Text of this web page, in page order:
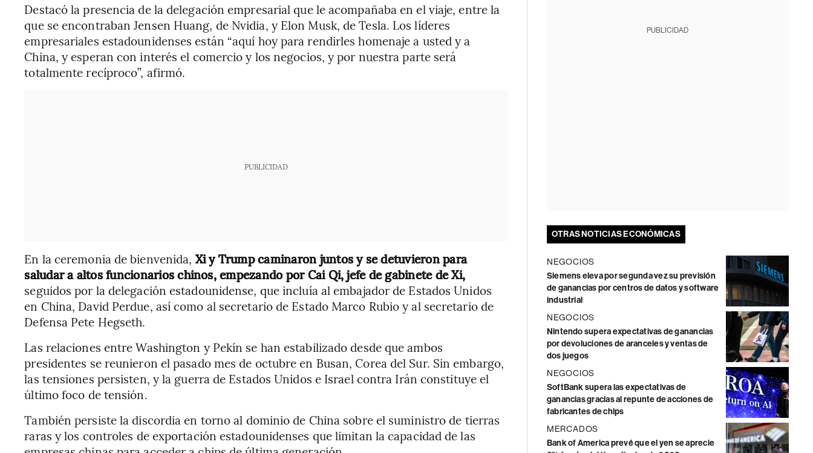
Destacó la presencia de la delegación empresarial que le acompañaba en el viaje, entre la
que se encontraban Jensen Huang, de Nvidia, y Elon Musk, de Tesla. Los líderes
empresariales estadounidenses están “aquí hoy para rendirles homenaje a usted y a
China, y esperan con interés el comercio y los negocios, y por nuestra parte será
totalmente recíproco”, afirmó.
PUBLICIDAD
En la ceremonia de bienvenida, Xi y Trump caminaron juntos y se detuvieron para
saludar a altos funcionarios chinos, empezando por Cai Qi, jefe de gabinete de Xi,
seguidos por la delegación estadounidense, que incluía al embajador de Estados Unidos
en China, David Perdue, así como al secretario de Estado Marco Rubio y al secretario de
Defensa Pete Hegseth.
Las relaciones entre Washington y Pekín se han estabilizado desde que ambos
presidentes se reunieron el pasado mes de octubre en Busan, Corea del Sur. Sin embargo,
las tensiones persisten, y la guerra de Estados Unidos e Israel contra Irán constituye el
último foco de tensión.
También persiste la discordia en torno al dominio de China sobre el suministro de tierras
raras y los controles de exportación estadounidenses que limitan la capacidad de las
PUBLICIDAD
OTRAS NOTICIAS ECONÓMICAS
NEGOCIOS
Siemens eleva por segunda vez su previsión
de ganancias por centros de datos y software
industrial
NEGOCIOS
Nintendo supera expectativas de ganancias
por devoluciones de aranceles y ventas de
dos juegos
NEGOCIOS
SoftBank supera las expectativas de
ganancias gracias al repunte de acciones de
fabricantes de chips
MERCADOS
Bank of America prevé que el yen se aprecie